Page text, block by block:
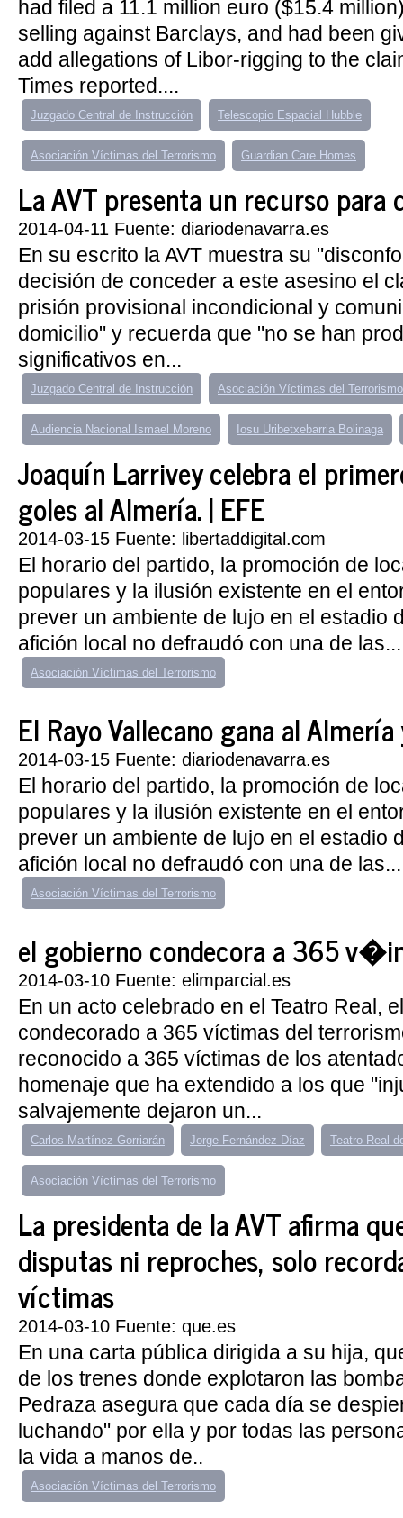
had filed a 11.1 million euro ($15.4
selling against Barclays, and had been
add allegations of Libor-rigging to the
Times reported....
Juzgado Central de Instrucción Telescopio Espacial Hubble
Asociación Víctimas del Terrorismo Guardian Care Homes
La AVT presenta un recurso para
2014-04-11 Fuente: diariodenavarra.es
En su escrito la AVT muestra su
decisión de conceder a este asesino el
prisión provisional incondicional y
domicilio" y recuerda que "no se han
significativos en...
Juzgado Central de Instrucción Asociación Víctimas del Terrorismo
Audiencia Nacional Ismael Moreno Iosu Uribetxebarria Bolinaga
Joaquín Larrivey celebra el
goles al Almería. | EFE
2014-03-15 Fuente: libertaddigital.com
El horario del partido, la promoción de
populares y la ilusión existente en el
prever un ambiente de lujo en el estadio
afición local no defraudó con una de las...
Asociación Víctimas del Terrorismo
El Rayo Vallecano gana al Almería
2014-03-15 Fuente: diariodenavarra.es
El horario del partido, la promoción de
populares y la ilusión existente en el
prever un ambiente de lujo en el estadio
afición local no defraudó con una de las...
Asociación Víctimas del Terrorismo
el gobierno condecora a 365
2014-03-10 Fuente: elimparcial.es
En un acto celebrado en el Teatro Real,
condecorado a 365 víctimas del
reconocido a 365 víctimas de los
homenaje que ha extendido a los que
salvajemente dejaron un...
Carlos Martínez Gorriarán Jorge Fernández Díaz Teatro Real
Asociación Víctimas del Terrorismo
La presidenta de la AVT afirma
disputas ni reproches, solo
víctimas
2014-03-10 Fuente: que.es
En una carta pública dirigida a su hija,
de los trenes donde explotaron las
Pedraza asegura que cada día se
luchando" por ella y por todas las
la vida a manos de..
Asociación Víctimas del Terrorismo